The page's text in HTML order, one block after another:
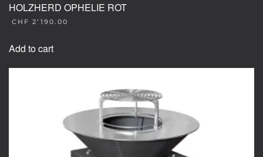
HOLZHERD OPHELIE ROT
CHF 2’190.00
Add to cart